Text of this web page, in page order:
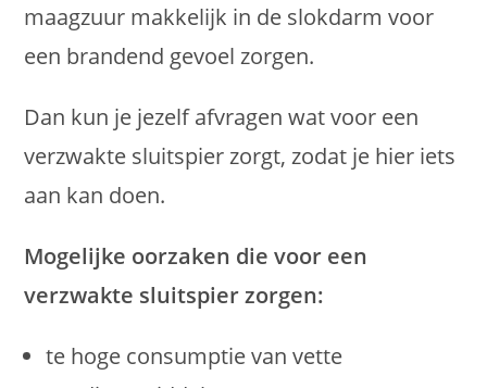
maagzuur makkelijk in de slokdarm voor
een brandend gevoel zorgen.
Dan kun je jezelf afvragen wat voor een
verzwakte sluitspier zorgt, zodat je hier iets
aan kan doen.
Mogelijke oorzaken die voor een
verzwakte sluitspier zorgen:
te hoge consumptie van vette